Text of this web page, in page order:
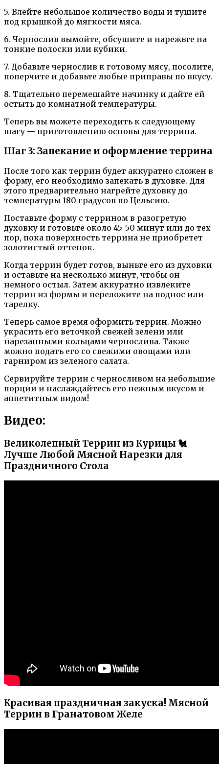
5. Влейте небольшое количество воды и тушите
под крышкой до мягкости мяса.
6. Чернослив вымойте, обсушите и нарежьте на
тонкие полоски или кубики.
7. Добавьте чернослив к готовому мясу, посолите,
поперчите и добавьте любые приправы по вкусу.
8. Тщательно перемешайте начинку и дайте ей
остыть до комнатной температуры.
Теперь вы можете переходить к следующему
шагу — приготовлению основы для террина.
Шаг 3: Запекание и оформление террина
После того как террин будет аккуратно сложен в
форму, его необходимо запекать в духовке. Для
этого предварительно нагрейте духовку до
температуры 180 градусов по Цельсию.
Поставьте форму с террином в разогретую
духовку и готовьте около 45-50 минут или до тех
пор, пока поверхность террина не приобретет
золотистый оттенок.
Когда террин будет готов, выньте его из духовки
и оставьте на несколько минут, чтобы он
немного остыл. Затем аккуратно извлеките
террин из формы и переложите на поднос или
тарелку.
Теперь самое время оформить террин. Можно
украсить его веточкой свежей зелени или
нарезанными кольцами чернослива. Также
можно подать его со свежими овощами или
гарниром из зеленого салата.
Сервируйте террин с черносливом на небольшие
порции и наслаждайтесь его нежным вкусом и
аппетитным видом!
Видео:
Великолепный Террин из Курицы 🐔
Лучше Любой Мясной Нарезки для
Праздничного Стола
Красивая праздничная закуска! Мясной
Террин в Гранатовом Желе